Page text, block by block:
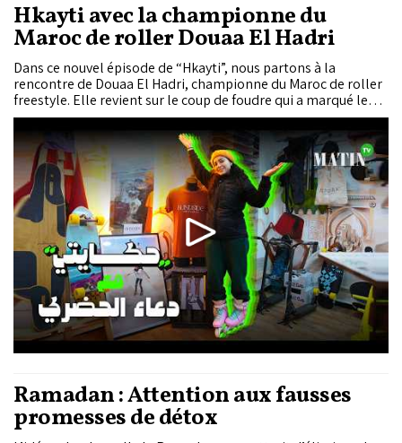
Hkayti avec la championne du
Maroc de roller Douaa El Hadri
Dans ce nouvel épisode de “Hkayti”, nous partons à la
rencontre de Douaa El Hadri, championne du Maroc de roller
freestyle. Elle revient sur le coup de foudre qui a marqué le
début de son aventure, lorsqu’à l’âge de 9 ans son oncle lui
offre sa première paire de rollers. Des premiers pas hésitants
à la place qu’elle occupe aujourd’hui dans un milieu
longtemps dominé par les hommes, Douaa raconte les
obstacles qu’elle a rencontrés, notamment la misogynie à
laquelle elle a dû faire face, et la détermination qui l’a
poussée à poursuivre sa passion. Elle revient également sur la
création de son skate shop, pensé comme un lieu de
rencontre pour la communauté des sports urbains, ainsi que
sur l’histoire de son association Roll School Family, née de
Ramadan : Attention aux fausses
promesses de détox